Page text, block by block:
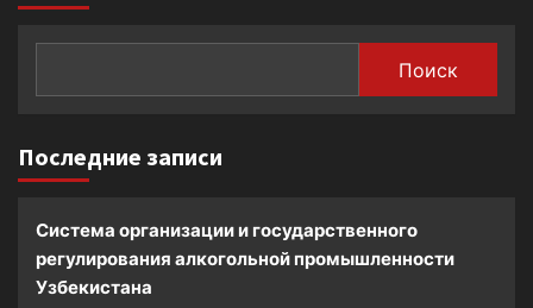
Поиск
Последние записи
Система организации и государственного
регулирования алкогольной промышленности
Узбекистана